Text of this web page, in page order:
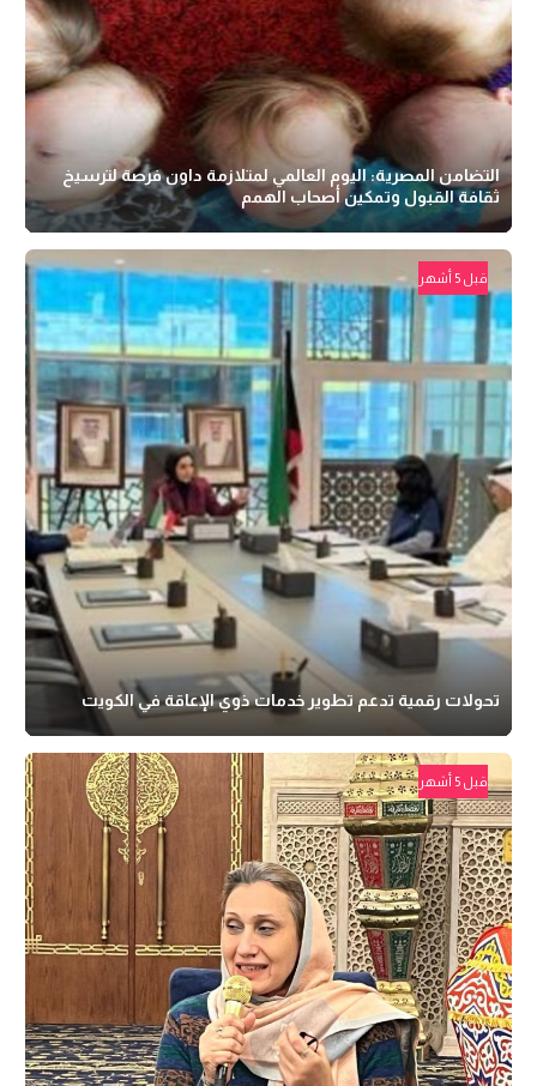
التضامن المصرية: اليوم العالمي لمتلازمة داون فرصة لترسيخ
ثقافة القبول وتمكين أصحاب الهمم
قبل 5 أشهر
تحولات رقمية تدعم تطوير خدمات ذوي الإعاقة في الكويت
قبل 5 أشهر